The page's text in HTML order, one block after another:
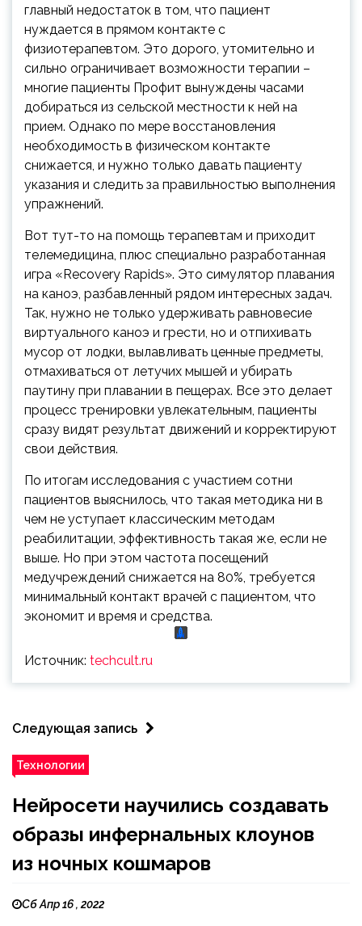
главный недостаток в том, что пациент
нуждается в прямом контакте с
физиотерапевтом. Это дорого, утомительно и
сильно ограничивает возможности терапии –
многие пациенты Профит вынуждены часами
добираться из сельской местности к ней на
прием. Однако по мере восстановления
необходимость в физическом контакте
снижается, и нужно только давать пациенту
указания и следить за правильностью выполнения
упражнений.
Вот тут-то на помощь терапевтам и приходит
телемедицина, плюс специально разработанная
игра «Recovery Rapids». Это симулятор плавания
на каноэ, разбавленный рядом интересных задач.
Так, нужно не только удерживать равновесие
виртуального каноэ и грести, но и отпихивать
мусор от лодки, вылавливать ценные предметы,
отмахиваться от летучих мышей и убирать
паутину при плавании в пещерах. Все это делает
процесс тренировки увлекательным, пациенты
сразу видят результат движений и корректируют
свои действия.
По итогам исследования с участием сотни
пациентов выяснилось, что такая методика ни в
чем не уступает классическим методам
реабилитации, эффективность такая же, если не
выше. Но при этом частота посещений
медучреждений снижается на 80%, требуется
минимальный контакт врачей с пациентом, что
экономит и время и средства.
Источник: techcult.ru
Следующая запись
Технологии
Нейросети научились создавать
образы инфернальных клоунов
из ночных кошмаров
Сб Апр 16 , 2022